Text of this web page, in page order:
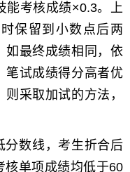
能考核成绩×0.3。上
保留到小数点后两
如最终成绩相同，依
笔试成绩得分高者优
采取加试的方法，
分数线，考生折合后
核单项成绩均低于60